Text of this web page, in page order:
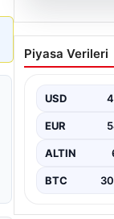
06.08.2026
Muğla’da
Aramanın
Bedeni
Muğla'nın
dört gün
Piyasa Verileri
USD
EUR
ALTIN
BTC